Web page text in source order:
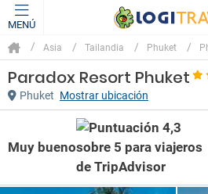
MENÚ
Asia Tailandia Phuket
Paradox Resort Phuket
Phuket Mostrar ubicación
Muy bueno